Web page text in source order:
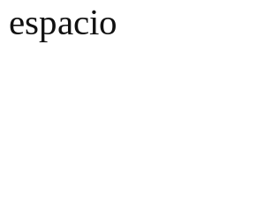
espacio